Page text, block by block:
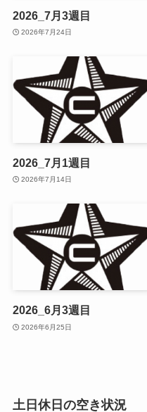
2026_7月3週目
2026年7月24日
2026_7月1週目
2026年7月14日
2026_6月3週目
2026年6月25日
土日休日の空き状況